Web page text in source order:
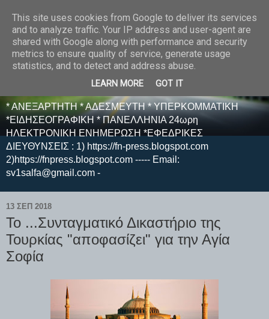
E F E N P R E S S -
ΗΛΕΚΤΡΟΝΙΚΗ
ΕΦΗΜΕΡΙΔΑ
* ΑΝΕΞΑΡΤΗΤΗ * ΑΔΕΣΜΕΥΤΗ * ΥΠΕΡΚΟΜΜΑΤΙΚΗ
*ΕΙΔΗΣΕΟΓΡΑΦΙΚΗ * ΠΑΝΕΛΛΗΝΙΑ 24ωρη
ΗΛΕΚΤΡΟΝΙΚΗ ΕΝΗΜΕΡΩΣΗ *ΕΦΕΔΡΙΚΕΣ
ΔΙΕΥΘΥΝΣΕΙΣ : 1) https://fn-press.blogspot.com
2)https://fnpress.blogspot.com ----- Email:
sv1salfa@gmail.com -
13 ΣΕΠ 2018
To ...Συνταγματικό Δικαστήριο της
Τουρκίας "αποφασίζει" για την Αγία
Σοφία
This site uses cookies from Google to deliver its services
and to analyze traffic. Your IP address and user-agent are
shared with Google along with performance and security
metrics to ensure quality of service, generate usage
statistics, and to detect and address abuse.
LEARN MORE GOT IT